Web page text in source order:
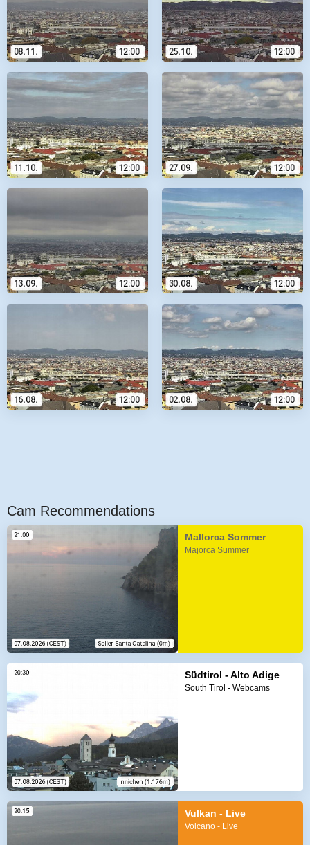
Cam Recommendations
Mallorca Sommer
Majorca Summer
Südtirol - Alto Adige
South Tirol - Webcams
Vulkan - Live
Volcano - Live